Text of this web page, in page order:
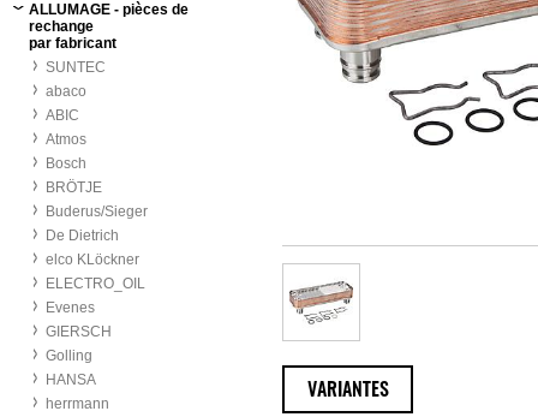
ALLUMAGE - pièces de
rechange
par fabricant
SUNTEC
abaco
ABIC
Atmos
Bosch
BRÖTJE
Buderus/Sieger
De Dietrich
elco KLöckner
ELECTRO_OIL
Evenes
GIERSCH
Golling
HANSA
herrmann
VARIANTES